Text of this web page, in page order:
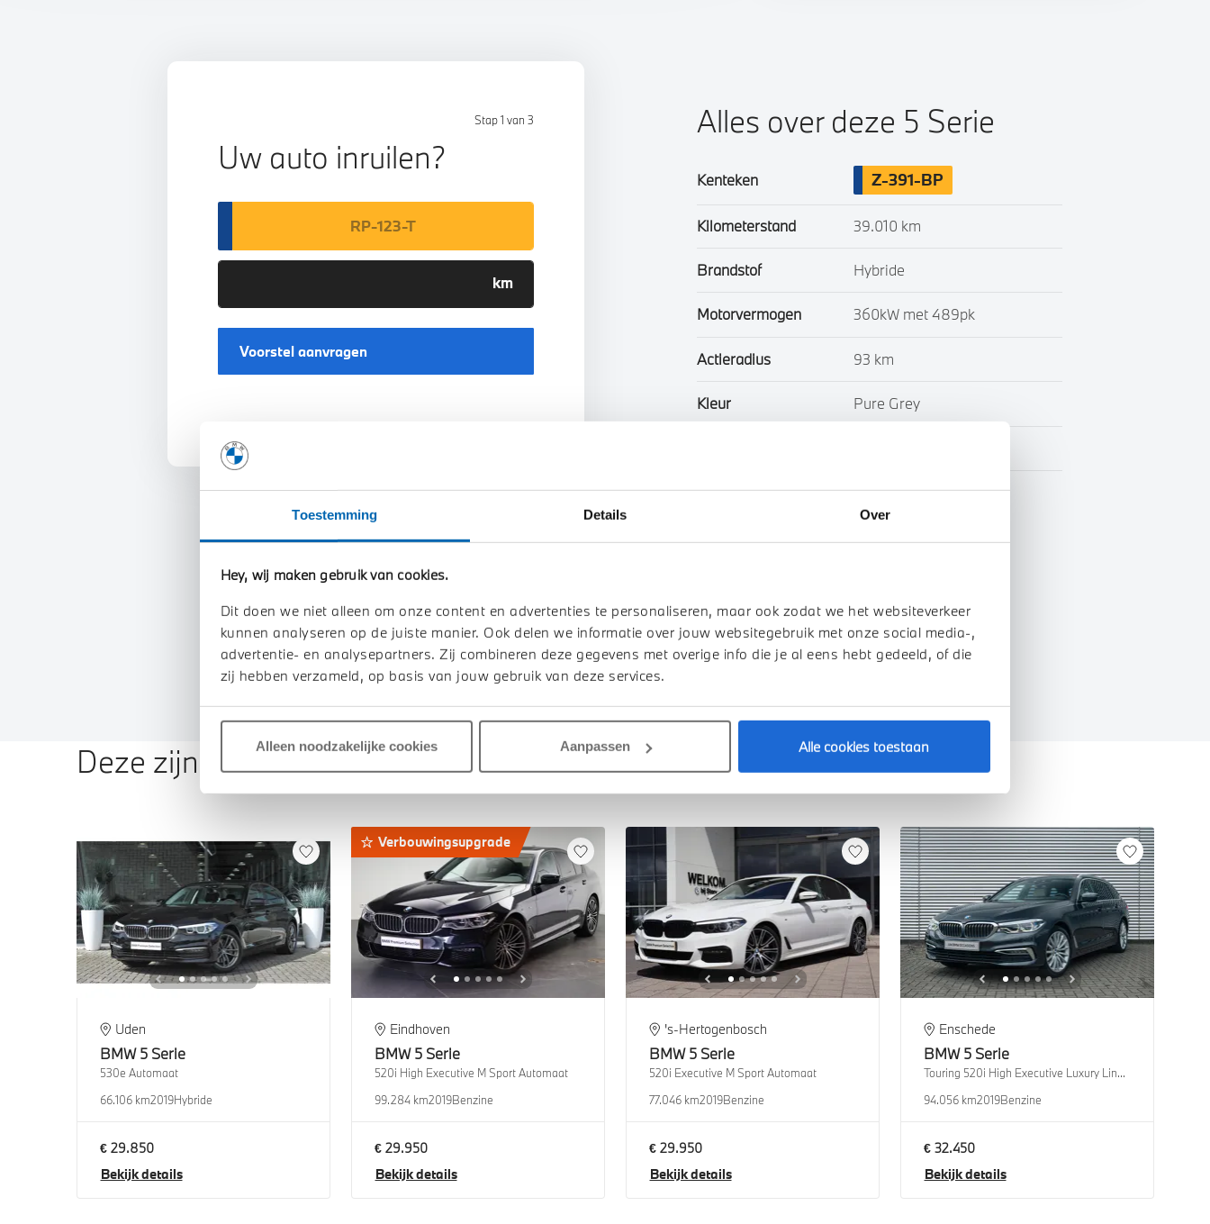
Toestemming Details Over
Hey, wij maken gebruik van cookies.
Dit doen we niet alleen om onze content en advertenties te personaliseren, maar ook zodat we het websiteverkeer
kunnen analyseren op de juiste manier. Ook delen we informatie over jouw websitegebruik met onze social media-,
advertentie- en analysepartners. Zij combineren deze gegevens met overige info die je al eens hebt gedeeld, of die
zij hebben verzameld, op basis van jouw gebruik van deze services.
Alleen noodzakelijke cookies Aanpassen Alle cookies toestaan
Stap 1 van 3
Uw auto inruilen?
Voorstel aanvragen
Alles over deze 5 Serie
Kenteken Z-391-BP
Kilometerstand 39.010 km
Brandstof Hybride
Motorvermogen 360kW met 489pk
Actieradius 93 km
Kleur Pure Grey
Btw/Marge BTW
Deze zijn vergelijkbaar
Uden
BMW 5 Serie
530e Automaat
66.106 km2019Hybride
€ 29.850
Bekijk details
Verbouwingsupgrade
Eindhoven
BMW 5 Serie
520i High Executive M Sport Automaat
99.284 km2019Benzine
€ 29.950
Bekijk details
's-Hertogenbosch
BMW 5 Serie
520i Executive M Sport Automaat
77.046 km2019Benzine
€ 29.950
Bekijk details
Enschede
BMW 5 Serie
Touring 520i High Executive Luxury Line Automaat
94.056 km2019Benzine
€ 32.450
Bekijk details